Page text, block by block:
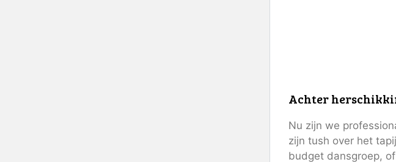
Achter
Nu zijn we
zijn tush over het
budget dansgroep,